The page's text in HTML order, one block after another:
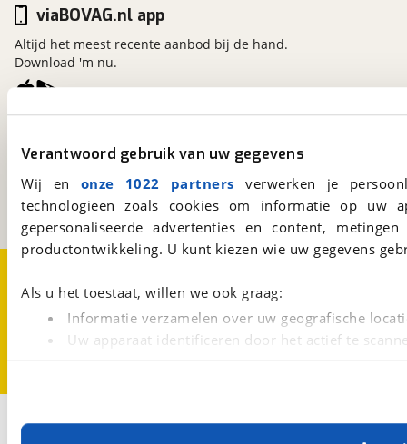
Verantwoord gebruik van uw gegevens
Wij en onze 1022 partners verwerken je
technologieën zoals cookies om informatie op
gepersonaliseerde advertenties en content,
productontwikkeling. U kunt kiezen wie uw gegevens
Als u het toestaat, willen we ook graag:
Informatie verzamelen over uw geografische
Uw apparaat identificeren door het actief te
Lees meer over hoe uw persoonlijke gegevens worden
Met cookies en vergelijkbare technieken zorgen we
Kosterijland15
Een initiatief van
BOVAG
viaBOVAG.nl app
Altijd het meest recente aanbod bij de hand.
Download 'm nu.
CookievoorkeurenVacatures